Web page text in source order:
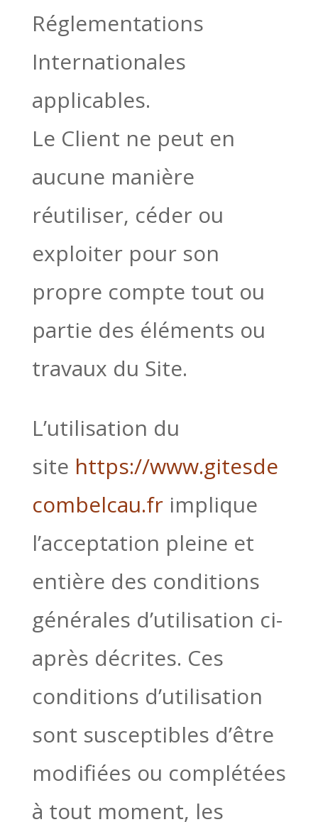
Réglementations
Internationales
applicables.
Le Client ne peut en
aucune manière
réutiliser, céder ou
exploiter pour son
propre compte tout ou
partie des éléments ou
travaux du Site.
L’utilisation du
site https://www.gitesde
combelcau.frimplique
l’acceptation pleine et
entière des conditions
générales d’utilisation ci-
après décrites. Ces
conditions d’utilisation
sont susceptibles d’être
modifiées ou complétées
à tout moment, les